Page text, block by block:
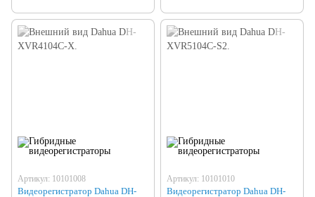
Артикул: 10101008
Видеорегистратор Dahua DH-
Артикул: 10101010
Видеорегистратор Dahua DH-